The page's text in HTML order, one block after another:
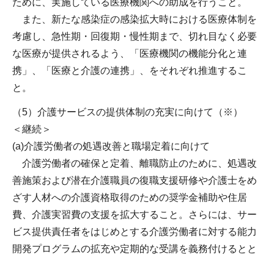
また、新たな感染症の感染拡大時における医療体制を
考慮し、急性期・回復期・慢性期まで、切れ目なく必要
な医療が提供されるよう、「医療機関の機能分化と連
携」、「医療と介護の連携」、をそれぞれ推進するこ
と。
（5）介護サービスの提供体制の充実に向けて（※）
＜継続＞
(a)介護労働者の処遇改善と職場定着に向けて
介護労働者の確保と定着、離職防止のために、処遇改
善施策および潜在介護職員の復職支援研修や介護士をめ
ざす人材への介護資格取得のための奨学金補助や住居
費、介護実習費の支援を拡大すること。さらには、サー
ビス提供責任者をはじめとする介護労働者に対する能力
開発プログラムの拡充や定期的な受講を義務付けるとと